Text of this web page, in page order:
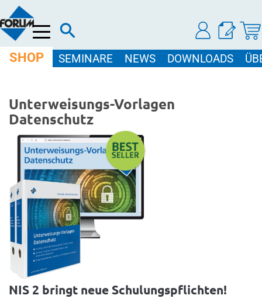
Menü
SHOP SEMINARE NEWS DOWNLOADS
Unterweisungs-Vorlagen
Datenschutz
NIS 2 bringt neue Schulungspflichten!